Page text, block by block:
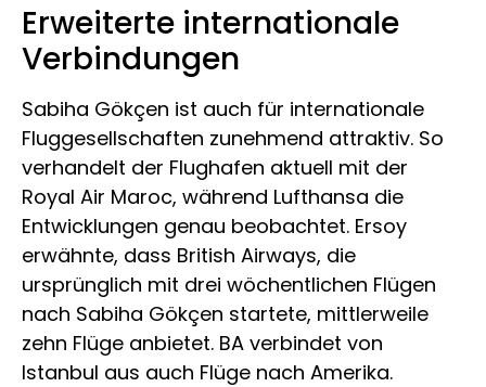
Erweiterte internationale
Verbindungen
Sabiha Gökçen ist auch für internationale
Fluggesellschaften zunehmend attraktiv. So
verhandelt der Flughafen aktuell mit der
Royal Air Maroc, während Lufthansa die
Entwicklungen genau beobachtet. Ersoy
erwähnte, dass British Airways, die
ursprünglich mit drei wöchentlichen Flügen
nach Sabiha Gökçen startete, mittlerweile
zehn Flüge anbietet. BA verbindet von
Istanbul aus auch Flüge nach Amerika.